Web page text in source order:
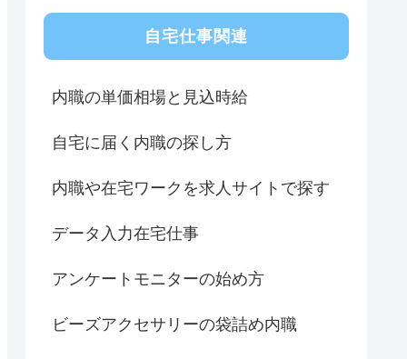
自宅仕事関連
内職の単価相場と見込時給
自宅に届く内職の探し方
内職や在宅ワークを求人サイトで探す
データ入力在宅仕事
アンケートモニターの始め方
ビーズアクセサリーの袋詰め内職